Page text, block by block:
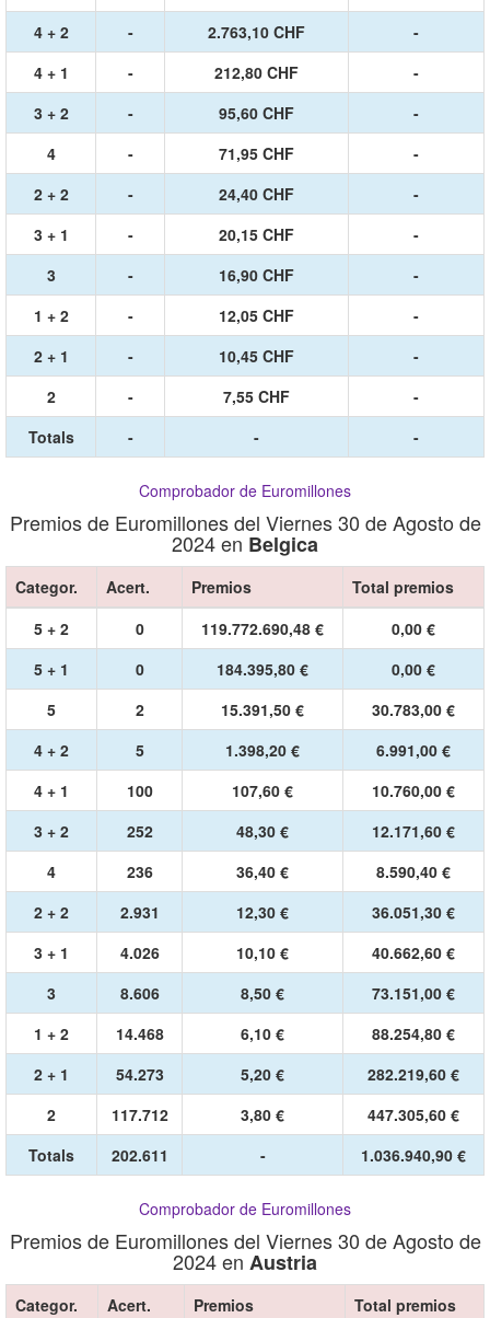
4 + 2
- 2.763,10 CHF
-
4 + 1
- 212,80 CHF
-
3 + 2
- 95,60 CHF
-
4
- 71,95 CHF
-
2 + 2
- 24,40 CHF
-
3 + 1
- 20,15 CHF
-
3
- 16,90 CHF
-
1 + 2
- 12,05 CHF
-
2 + 1
- 10,45 CHF
-
2
- 7,55 CHF
-
Totals
- - -
Comprobador de Euromillones
Premios de Euromillones del Viernes 30 de Agosto de
2024 en Belgica
Categor. Acert. Premios
Total premios
5 + 2
0 119.772.690,48 €
0,00 €
5 + 1
0 184.395,80 €
0,00 €
5
2 15.391,50 €
30.783,00 €
4 + 2
5 1.398,20 €
6.991,00 €
4 + 1
100 107,60 €
10.760,00 €
3 + 2
252 48,30 €
12.171,60 €
4
236 36,40 €
8.590,40 €
2 + 2
2.931 12,30 €
36.051,30 €
3 + 1
4.026 10,10 €
40.662,60 €
3
8.606 8,50 €
73.151,00 €
1 + 2
14.468 6,10 €
88.254,80 €
2 + 1
54.273 5,20 €
282.219,60 €
2
117.712 3,80 €
447.305,60 €
Totals
202.611 - 1.036.940,90 €
Comprobador de Euromillones
Premios de Euromillones del Viernes 30 de Agosto de
2024 en Austria
Categor. Acert. Premios
Total premios